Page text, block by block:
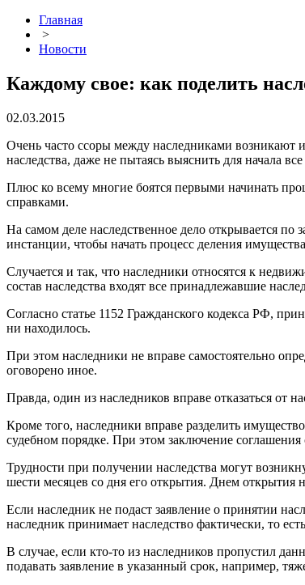
Главная
>
Новости
Каждому свое: как поделить
02.03.2015
Очень часто ссоры между наследниками возникают
наследства, даже не пытаясь выяснить для начала
Плюс ко всему многие боятся первыми начинать
справками.
На самом деле наследственное дело открывается по
инстанции, чтобы начать процесс деления
Случается и так, что наследники относятся к
состав наследства входят все принадлежавшие
Согласно статье 1152 Гражданского кодекса РФ,
ни находилось.
При этом наследники не вправе самостоятельно
оговорено иное.
Правда, один из наследников вправе отказаться от
Кроме того, наследники вправе разделить
судебном порядке. При этом заключение
Трудности при получении наследства могут
шести месяцев со дня его открытия. Днем открытия
Если наследник не подаст заявление о принятии
наследник принимает наследство фактически, то
В случае, если кто-то из наследников пропустил
подавать заявление в указанный срок, например,